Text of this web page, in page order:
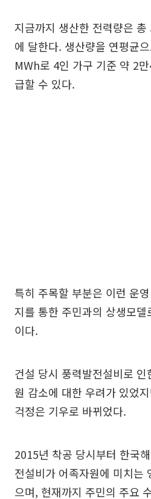
지금까지 생산한 전력량은
에 달한다. 생산량을 연평균
MWh로 4인 가구 기준 약 2
급할 수 있다.
특히 주목할 부분은 이런 운
지를 통한 주민과의 상생모델
이다.
건설 당시 풍력발전설비로
원 감소에 대한 우려가 있었
걱정은 기우로 바뀌었다.
2015년 착공 당시부터 한국
전설비가 어족자원에 미치는
으며, 현재까지 주민의 주요